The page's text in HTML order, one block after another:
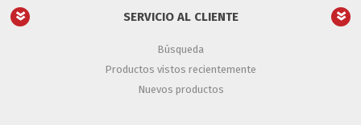
SERVICIO AL CLIENTE
Búsqueda
Productos vistos recientemente
Nuevos productos